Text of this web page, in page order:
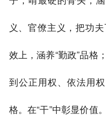
义、官僚主义，把功
效上，涵养“勤政”品格
到公正用权、依法用
格。在“干”中彰显价值